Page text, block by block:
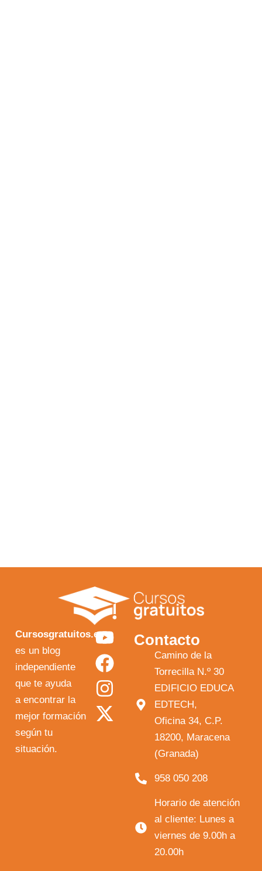
Cursosgratuitos.es
es un blog
independiente
que te ayuda
a encontrar la
mejor formación
según tu
situación.
Y
o
u
t
u
F
a
c
e
b
I
n
s
t
a
X
-
t
w
i
Contacto
Camino de la
Torrecilla N.º 30
EDIFICIO EDUCA
EDTECH,
Oficina 34, C.P.
18200, Maracena
(Granada)
958 050 208
Horario de atención
al cliente: Lunes a
viernes de 9.00h a
20.00h